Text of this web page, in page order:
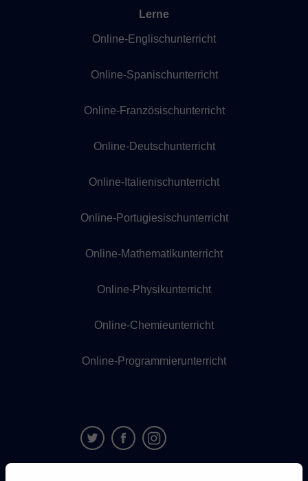
Lerne
Online-Englischunterricht
Online-Spanischunterricht
Online-Französischunterricht
Online-Deutschunterricht
Online-Italienischunterricht
Online-Portugiesischunterricht
Online-Mathematikunterricht
Online-Physikunterricht
Online-Chemieunterricht
Online-Programmierunterricht